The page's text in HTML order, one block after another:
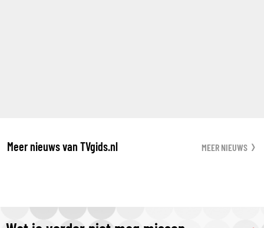
Meer nieuws van TVgids.nl MEER NIEUWS